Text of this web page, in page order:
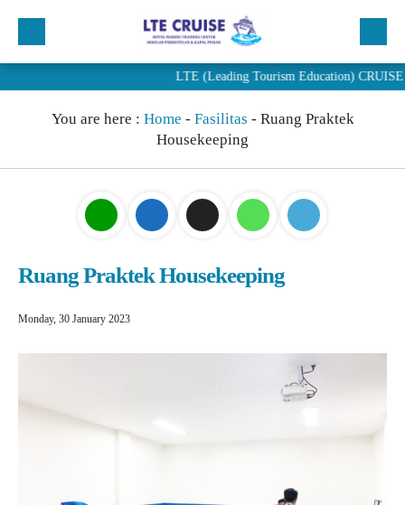
Profil
PENDAFTARAN
Artikel
LTE (Leading Tourism Education) CRUISE
You are here : Home - Fasilitas - Ruang Praktek
Housekeeping
Ruang Praktek Housekeeping
Monday, 30 January 2023